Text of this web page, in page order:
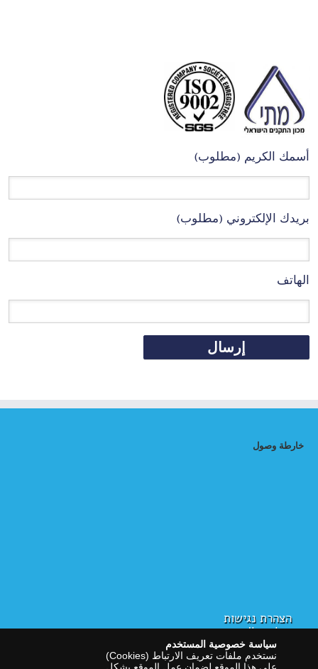
أسمك الكريم (مطلوب)
بريدك الإلكتروني (مطلوب)
الهاتف
خارطة وصول
הצהרת נגישות
سياسة الخصوصية
سياسة خصوصية المستخدم
نستخدم ملفات تعريف الارتباط (Cookies)